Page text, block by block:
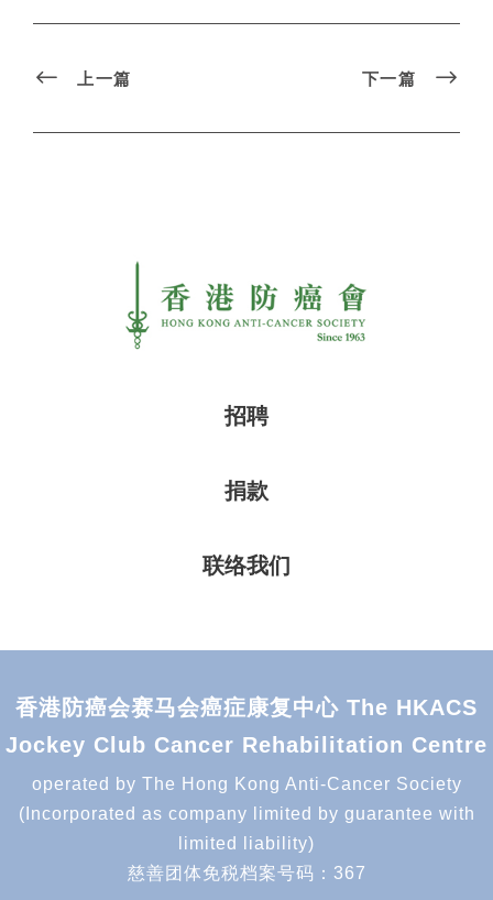
上一篇 下一篇
招聘
捐款
联络我们
香港防癌会赛马会癌症康复中心 The HKACS
Jockey Club Cancer Rehabilitation Centre
operated by The Hong Kong Anti-Cancer Society
(Incorporated as company limited by guarantee with
limited liability)
慈善团体免税档案号码：367